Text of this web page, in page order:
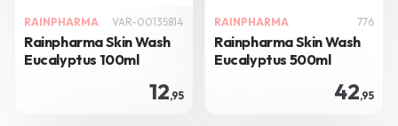
RAINPHARMA VAR-00135814
Rainpharma Skin Wash
Eucalyptus 100ml
12,95
RAINPHARMA 776
Rainpharma Skin Wash
Eucalyptus 500ml
42,95